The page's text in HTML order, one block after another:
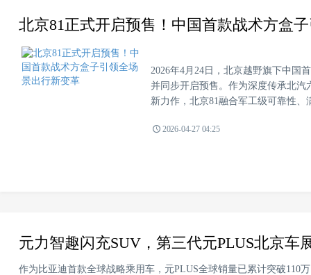
北京81正式开启预售！中国首款战术方盒
2026年4月24日，北京越野旗下中
并同步开启预售。作为深度传承北
新力作，北京81融合军工级可靠性、
2026-04-27 04:25
元力智趣闪充SUV，第三代元PLUS北京车
作为比亚迪首款全球战略乘用车，元PLUS全球销量已累计突破110